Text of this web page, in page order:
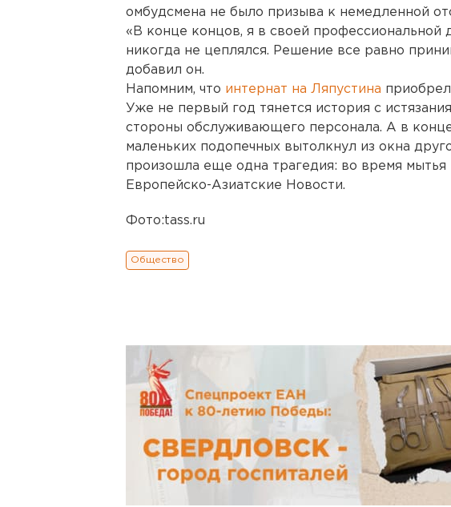
омбудсмена не было призыва к немедленной
«В конце концов, я в своей профессиональной
никогда не цеплялся. Решение все равно
добавил он.
Напомним, что интернат на Ляпустина
Уже не первый год тянется история с
стороны обслуживающего персонала. А в
маленьких подопечных вытолкнул из окна
произошла еще одна трагедия: во время мытья
Европейско-Азиатские Новости.
Фото:tass.ru
Общество